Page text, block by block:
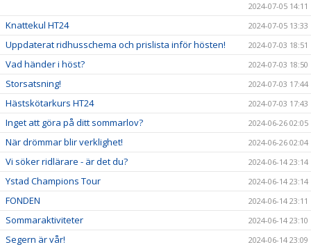
2024-07-05 14:11
Knattekul HT24 2024-07-05 13:33
Uppdaterat ridhusschema och prislista inför hösten! 2024-07-03 18:51
Vad händer i höst? 2024-07-03 18:50
Storsatsning! 2024-07-03 17:44
Hästskötarkurs HT24 2024-07-03 17:43
Inget att göra på ditt sommarlov? 2024-06-26 02:05
När drömmar blir verklighet! 2024-06-26 02:04
Vi söker ridlärare - är det du? 2024-06-14 23:14
Ystad Champions Tour 2024-06-14 23:14
FONDEN 2024-06-14 23:11
Sommaraktiviteter 2024-06-14 23:10
Segern är vår! 2024-06-14 23:09